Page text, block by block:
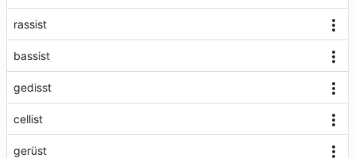
rassist
bassist
gedisst
cellist
gerüst